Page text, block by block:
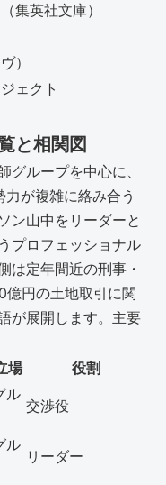
集英社文庫）
）
ェクト
と相関図
グループを中心に、
が複雑に絡み合う
ン山中をリーダーと
プロフェッショナル
は定年間近の刑事・
億円の土地取引に関
が展開します。主要
場 役割
ル
交渉役
ル
リーダー